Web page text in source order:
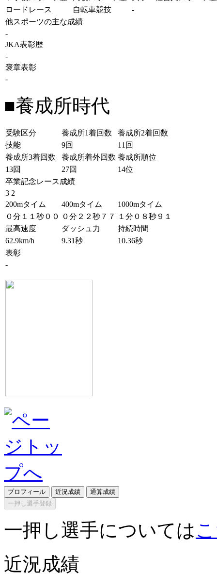
ロードレース
自転車競技
-
他スポーツの主な成績
-
JKA表彰歴
-
褒章表彰
-
■養成所時代
受験区分 養成所1着回数
養成所2着回数
技能
9回
11回
養成所3着回数
養成所着外回数 養成所順位
13回
27回
14位
卒業記念レース成績
3 2
200mタイム
400mタイム
1000mタイム
０分１１秒００ ０分２２秒７７
１分０８秒９１
最高速度
ダッシュ力
持続時間
62.9km/h
9.31秒
10.36秒
表彰
-
プロフィール 近況成績
通算成績
一押し選手登録
一押し選手については
近況成績